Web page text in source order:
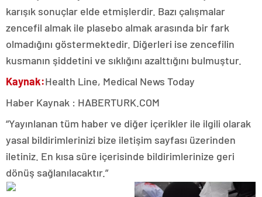
karışık sonuçlar elde etmişlerdir. Bazı çalışmalar
zencefil almak ile plasebo almak arasında bir fark
olmadığını göstermektedir. Diğerleri ise zencefilin
kusmanın şiddetini ve sıklığını azalttığını bulmuştur.
Kaynak:Health Line, Medical News Today
Haber Kaynak : HABERTURK.COM
“Yayınlanan tüm haber ve diğer içerikler ile ilgili olarak
yasal bildirimlerinizi bize iletişim sayfası üzerinden
iletiniz. En kısa süre içerisinde bildirimlerinize geri
dönüş sağlanılacaktır.”